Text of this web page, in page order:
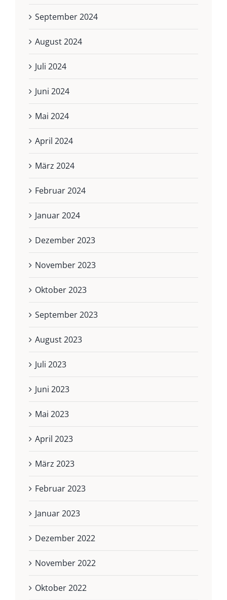
September 2024
August 2024
Juli 2024
Juni 2024
Mai 2024
April 2024
März 2024
Februar 2024
Januar 2024
Dezember 2023
November 2023
Oktober 2023
September 2023
August 2023
Juli 2023
Juni 2023
Mai 2023
April 2023
März 2023
Februar 2023
Januar 2023
Dezember 2022
November 2022
Oktober 2022